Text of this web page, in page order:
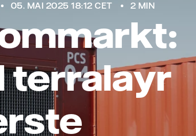
05. MAI 2025 18:12 CET 2 MIN
terralayr